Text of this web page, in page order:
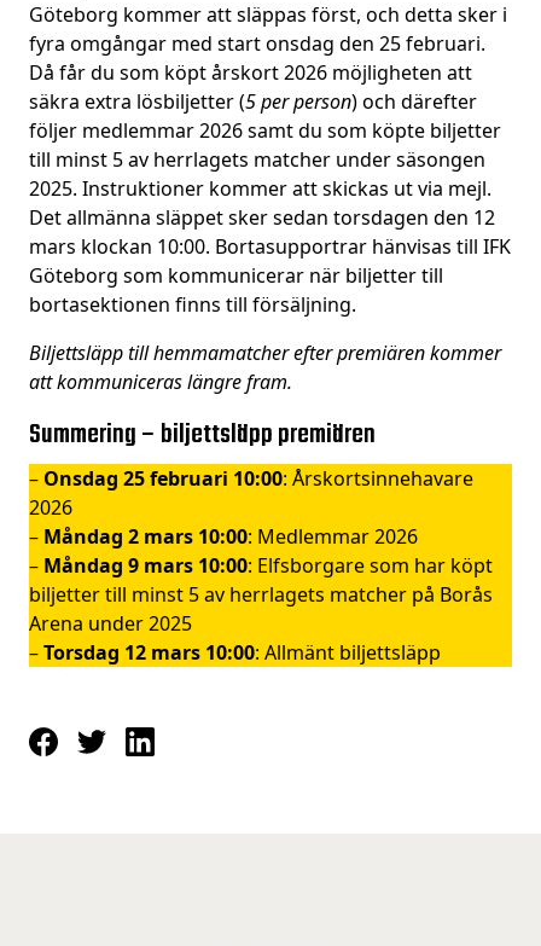
Göteborg kommer att släppas först, och detta sker i
fyra omgångar med start onsdag den 25 februari.
Då får du som köpt årskort 2026 möjligheten att
säkra extra lösbiljetter (5 per person) och därefter
följer medlemmar 2026 samt du som köpte biljetter
till minst 5 av herrlagets matcher under säsongen
2025. Instruktioner kommer att skickas ut via mejl.
Det allmänna släppet sker sedan torsdagen den 12
mars klockan 10:00. Bortasupportrar hänvisas till IFK
Göteborg som kommunicerar när biljetter till
bortasektionen finns till försäljning.
Biljettsläpp till hemmamatcher efter premiären kommer
att kommuniceras längre fram.
Summering – biljettsläpp premiären
– Onsdag 25 februari 10:00: Årskortsinnehavare
2026
– Måndag 2 mars 10:00: Medlemmar 2026
– Måndag 9 mars 10:00: Elfsborgare som har köpt
biljetter till minst 5 av herrlagets matcher på Borås
Arena under 2025
–Torsdag 12 mars 10:00: Allmänt biljettsläpp